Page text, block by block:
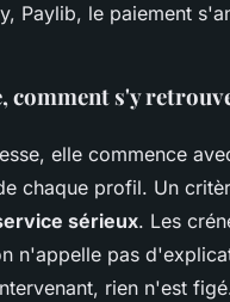
Paylib, le paiement
comment s'y
elle commence
chaque profil. Un
sérieux. Les
n'appelle pas
rien n'est